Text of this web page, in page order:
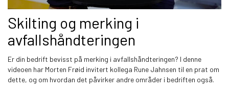
Skilting og merking i
avfallshåndteringen
Er din bedrift bevisst på merking i avfallshåndteringen? I denne
videoen har Morten Frøid invitert kollega Rune Jahnsen til en prat om
dette, og om hvordan det påvirker andre områder i bedriften også.